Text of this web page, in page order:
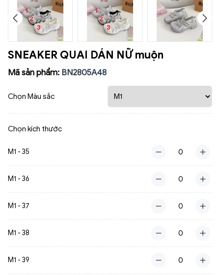
SNEAKER QUAI DÁN NỮ muộn
Mã sản phẩm: BN2805A48
Chọn Màu sắc
Chọn kích thước
M1 - 35
M1 - 36
M1 - 37
M1 - 38
M1 - 39